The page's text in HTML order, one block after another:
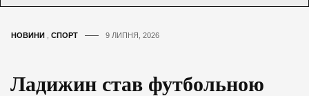
НОВИНИ СПОРТ 9 ЛИПНЯ, 2026
Ладижин став футбольною